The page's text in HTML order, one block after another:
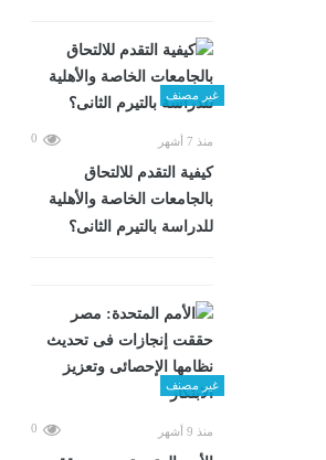
غير مصنف
منذ 7 أشهر 0
كيفية التقدم للالتحاق
بالجامعات الخاصة والأهلية
للدراسة بالتيرم الثانى؟
غير مصنف
منذ 9 أشهر 0